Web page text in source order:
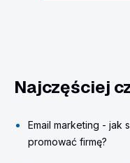
Najczęściej
Email marketing - jak
promować firmę?